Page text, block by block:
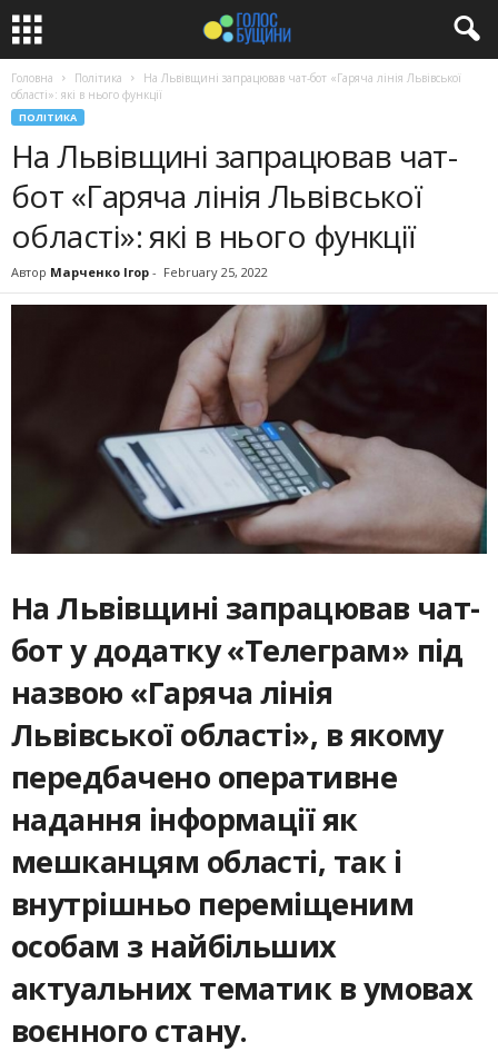
Головна Політика
На Львівщині запрацював чат-бот «Гаряча лінія Львівської
області»: які в нього функції
ПОЛІТИКА
На Львівщині запрацював чат-
бот «Гаряча лінія Львівської
області»: які в нього функції
Автор Марченко Ігор - February 25, 2022
На Львівщині запрацював чат-
бот у додатку «Телеграм» під
назвою «Гаряча лінія
Львівської області», в якому
передбачено оперативне
надання інформації як
мешканцям області, так і
внутрішньо переміщеним
особам з найбільших
актуальних тематик в умовах
воєнного стану.